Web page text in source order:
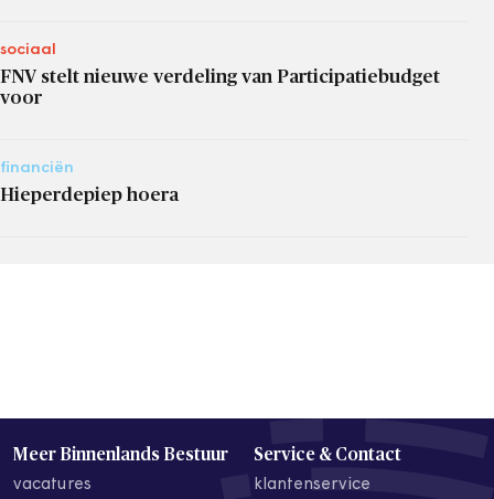
sociaal
FNV stelt nieuwe verdeling van Participatiebudget
voor
financiën
Hieperdepiep hoera
Meer Binnenlands Bestuur
vacatures
Service & Contact
klantenservice